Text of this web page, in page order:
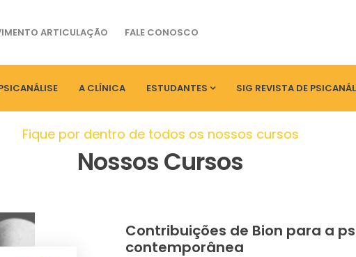
ARTICULAÇÃO FALE CONOSCO
A CLÍNICA ESTUDANTES SIG REVISTA DE
Fique por dentro de todos os nossos cursos
Nossos Cursos
Contribuições de Bion para a
contemporânea